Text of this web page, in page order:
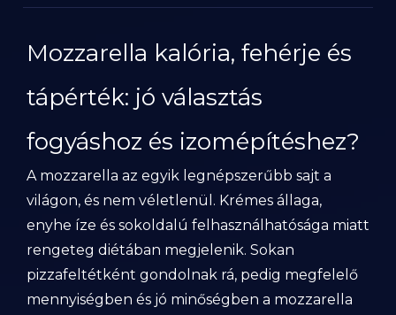
Mozzarella kalória, fehérje és
tápérték: jó választás
fogyáshoz és izomépítéshez?
A mozzarella az egyik legnépszerűbb sajt a
világon, és nem véletlenül. Krémes állaga,
enyhe íze és sokoldalú felhasználhatósága miatt
rengeteg diétában megjelenik. Sokan
pizzafeltétként gondolnak rá, pedig megfelelő
mennyiségben és jó minőségben a mozzarella